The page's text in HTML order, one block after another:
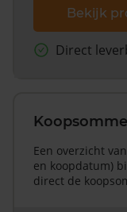
Bekijk
Direct
Een overzicht
en koopdatum)
direct de